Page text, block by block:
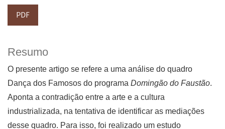
PDF
Resumo
O presente artigo se refere a uma análise do quadro
Dança dos Famosos do programa Domingão do Faustão.
Aponta a contradição entre a arte e a cultura
industrializada, na tentativa de identificar as mediações
desse quadro. Para isso, foi realizado um estudo